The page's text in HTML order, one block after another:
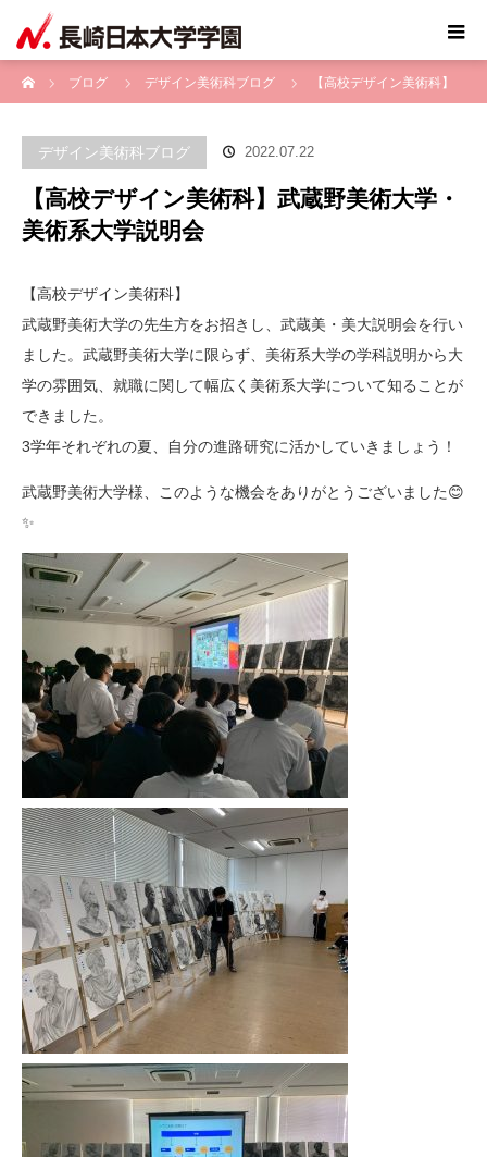
ブログ
デザイン美術科ブログ 【高校デザイン美術科】
デザイン美術科ブログ 2022.07.22
【高校デザイン美術科】武蔵野美術大学・
美術系大学説明会
【高校デザイン美術科】
武蔵野美術大学の先生方をお招きし、武蔵美・美大説明会を行い
ました。武蔵野美術大学に限らず、美術系大学の学科説明から大
学の雰囲気、就職に関して幅広く美術系大学について知ることが
できました。
3学年それぞれの夏、自分の進路研究に活かしていきましょう！
武蔵野美術大学様、このような機会をありがとうございました😊
✨